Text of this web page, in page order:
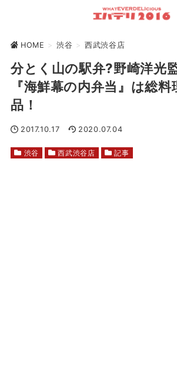
HOME > 渋谷 > 西武渋谷店
分とく山の駅弁?野崎洋光
『海鮮幕の内弁当』は総料
品！
2017.10.17 2020.07.04
渋谷 西武渋谷店 記事